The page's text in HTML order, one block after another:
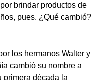
brindar productos de
pues. ¿Qué cambió?
los hermanos Walter y
cambió su nombre a
primera década la